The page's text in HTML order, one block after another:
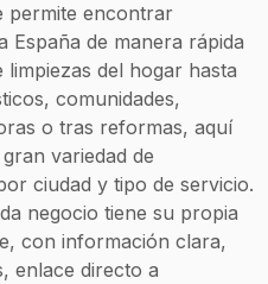
permite encontrar
España de manera rápida
del hogar hasta
comunidades,
o tras reformas, aquí
variedad de
ciudad y tipo de servicio.
negocio tiene su propia
con información clara,
enlace directo a